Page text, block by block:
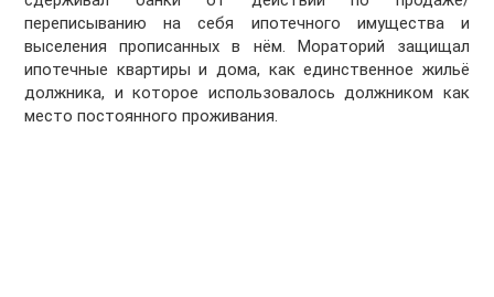
переписыванию на себя ипотечного имущества и
выселения прописанных в нём. Мораторий защищал
ипотечные квартиры и дома, как единственное жильё
должника, и которое использовалось должником как
место постоянного проживания.